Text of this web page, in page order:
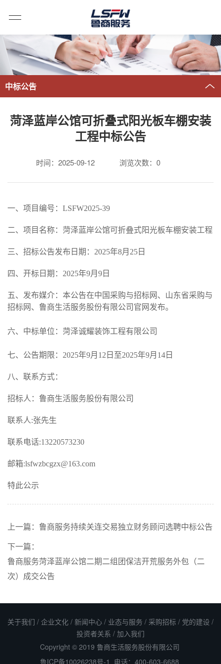
中标公告
菏泽蓝岸公馆可折叠式阳光板车棚安装
工程中标公告
时间：2025-09-12 浏览次数： 0
一、 项目编号： LSFW2025-39
二、项目名称： 菏泽蓝岸公馆可折叠式阳光板车棚安装工程
三、 招标公告发布日期 ： 2025年8月 25 日
四、 开标 日期： 2025年9月 9 日
五、发布媒介：本公告在中国采购与招标网、山东省采购与
招标网 、 鲁商生活服务股份有限公司官网 发布。
六、中标单位 ： 菏泽诚耀装饰工程有限公司
七、公告期限： 2025年9月 12 日至2025年9月 14 日
八、联系方式：
招标人：鲁商生活服务股份有限公司
联系人:张先生
联系电话:13220573230
邮箱:lsfwzbcgzx@163.com
特此公示
上一篇： 鲁商服务持续关连交易独立财务顾问选聘中标公告
下一篇：
鲁商服务菏泽蓝岸公馆二期二组团保洁开荒服务外包（二
次）成交公告
关于我们 / 企业文化 / 新闻中心 / 业态与服务 / 采购招标 / 党的建设 /
投资者关系 / 加入我们
Copyright © 2019 鲁商生活服务股份有限公司
鲁ICP备10026238号-1 电话：400-603-6688